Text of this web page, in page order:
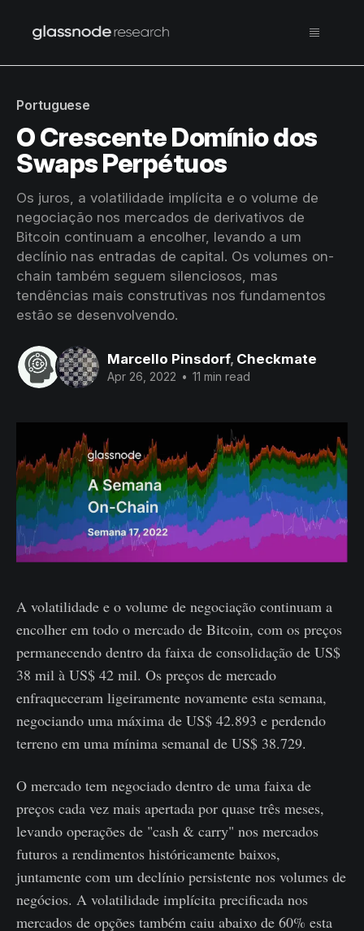
Portuguese
O Crescente Domínio dos
Swaps Perpétuos
Os juros, a volatilidade implícita e o volume de
negociação nos mercados de derivativos de
Bitcoin continuam a encolher, levando a um
declínio nas entradas de capital. Os volumes on-
chain também seguem silenciosos, mas
tendências mais construtivas nos fundamentos
estão se desenvolvendo.
Marcello Pinsdorf, Checkmate
Apr 26, 2022 • 11 min read
A volatilidade e o volume de negociação continuam a
encolher em todo o mercado de Bitcoin, com os preços
permanecendo dentro da faixa de consolidação de US$
38 mil à US$ 42 mil. Os preços de mercado
enfraqueceram ligeiramente novamente esta semana,
negociando uma máxima de US$ 42.893 e perdendo
terreno em uma mínima semanal de US$ 38.729.
O mercado tem negociado dentro de uma faixa de
preços cada vez mais apertada por quase três meses,
levando operações de "cash & carry" nos mercados
futuros a rendimentos históricamente baixos,
juntamente com um declínio persistente nos volumes de
negócios. A volatilidade implícita precificada nos
mercados de opções também caiu abaixo de 60% esta